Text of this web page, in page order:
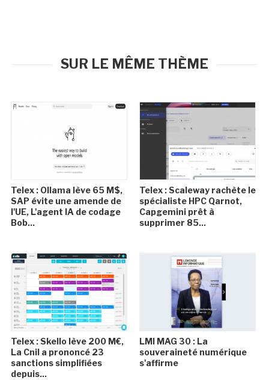
SUR LE MÊME THÈME
Telex : Ollama lève 65 M$,
SAP évite une amende de
l'UE, L'agent IA de codage
Bob...
Telex : Scaleway rachète le
spécialiste HPC Qarnot,
Capgemini prêt à
supprimer 85...
Telex : Skello lève 200 M€,
La Cnil a prononcé 23
sanctions simplifiées
depuis...
LMI MAG 30 : La
souveraineté numérique
s'affirme